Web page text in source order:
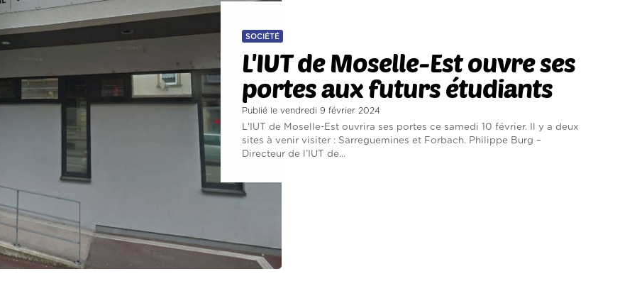
SOCIÉTÉ
L'IUT de Moselle-Est ouvre ses
portes aux futurs étudiants
Publié le vendredi 9 février 2024
L'IUT de Moselle-Est ouvrira ses portes ce samedi 10 février. Il y a deux
sites à venir visiter : Sarreguemines et Forbach. Philippe Burg –
Directeur de l’IUT de...